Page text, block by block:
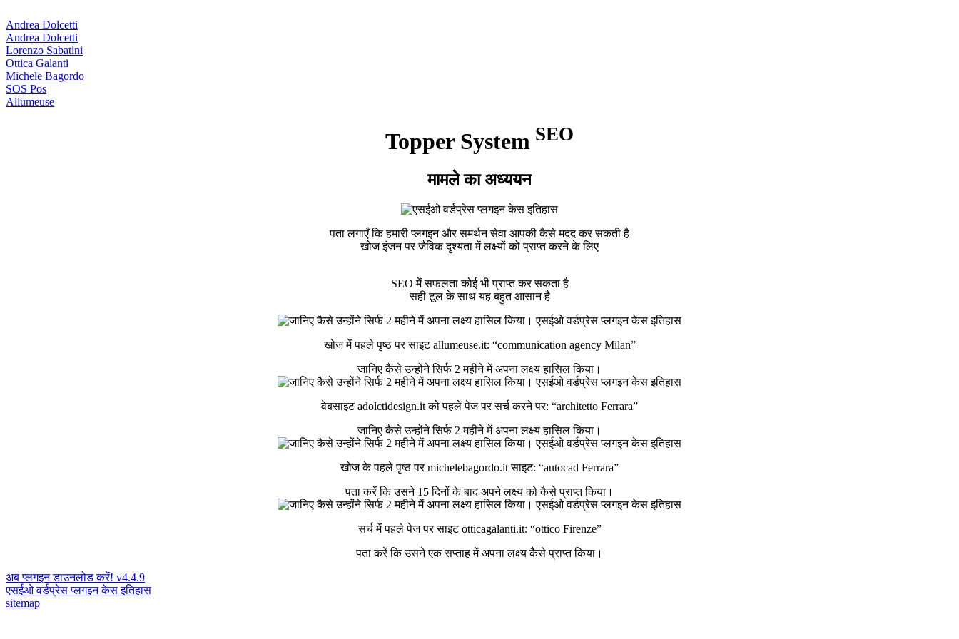
Andrea Dolcetti
Andrea Dolcetti
Lorenzo Sabatini
Ottica Galanti
Michele Bagordo
SOS Pos
Allumeuse
Topper System SEO
मामले का अध्ययन
पता लगाएँ कि हमारी प्लगइन और समर्थन सेवा आपकी कैसे मदद कर सकती है
खोज इंजन पर जैविक दृश्यता में लक्ष्यों को प्राप्त करने के लिए
SEO में सफलता कोई भी प्राप्त कर सकता है
सही टूल के साथ यह बहुत आसान है
खोज में पहले पृष्ठ पर साइट allumeuse.it: “communication agency Milan”
जानिए कैसे उन्होंने सिर्फ 2 महीने में अपना लक्ष्य हासिल किया।
वेबसाइट adolctidesign.it को पहले पेज पर सर्च करने पर: “architetto Ferrara”
जानिए कैसे उन्होंने सिर्फ 2 महीने में अपना लक्ष्य हासिल किया।
खोज के पहले पृष्ठ पर michelebagordo.it साइट: “autocad Ferrara”
पता करें कि उसने 15 दिनों के बाद अपने लक्ष्य को कैसे प्राप्त किया।
सर्च में पहले पेज पर साइट otticagalanti.it: “ottico Firenze”
पता करें कि उसने एक सप्ताह में अपना लक्ष्य कैसे प्राप्त किया।
अब प्लगइन डाउनलोड करें! v4.4.9
एसईओ वर्डप्रेस प्लगइन केस इतिहास
sitemap